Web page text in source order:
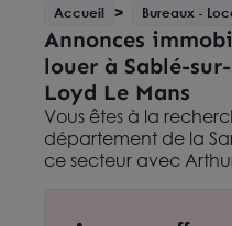
Accueil Bureaux -
Annonces
louer à Sablé-
Loyd Le Mans
Vous êtes à la
département de la
ce secteur avec